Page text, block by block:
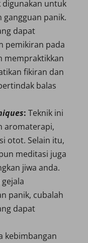
digunakan untuk
panik.
dapat
pemikiran pada
mempraktikkan
fikiran dan
balas
: Teknik ini
aromaterapi,
otot. Selain itu,
meditasi juga
jiwa anda.
panik, cubalah
dapat
kebimbangan